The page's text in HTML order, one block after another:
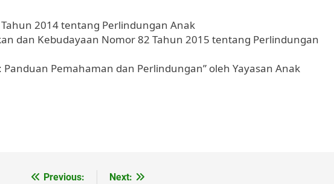
2014 tentang Perlindungan Anak
dan Kebudayaan Nomor 82 Tahun 2015 tentang Perlindungan
Panduan Pemahaman dan Perlindungan” oleh Yayasan Anak
Previous:
Next: